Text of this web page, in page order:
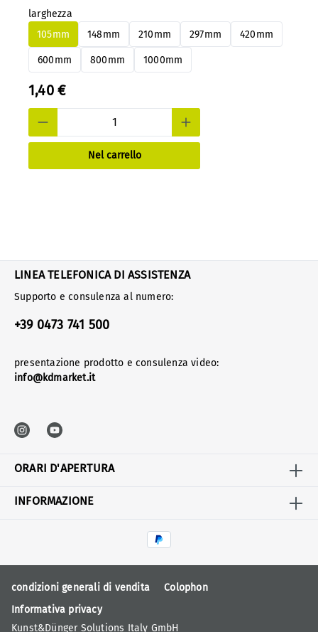
PS in qualsiasi momento senza smontarli.
larghezza
105mm
148mm 210mm 297mm 420mm
600mm 800mm 1000mm
1,40 €
Nel carrello
LINEA TELEFONICA DI ASSISTENZA
Supporto e consulenza al numero:
+39 0473 741 500
presentazione prodotto e consulenza video:
info@kdmarket.it
ORARI D'APERTURA
INFORMAZIONE
condizioni generali di vendita
Colophon
Informativa privacy
Kunst&Dünger Solutions Italy GmbH